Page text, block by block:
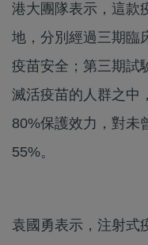
港大團隊表示，這款
地，分別經過三期臨
疫苗安全；第三期試
滅活疫苗的人群之中
80%保護效力，對未
55%。
袁國勇表示，注射式